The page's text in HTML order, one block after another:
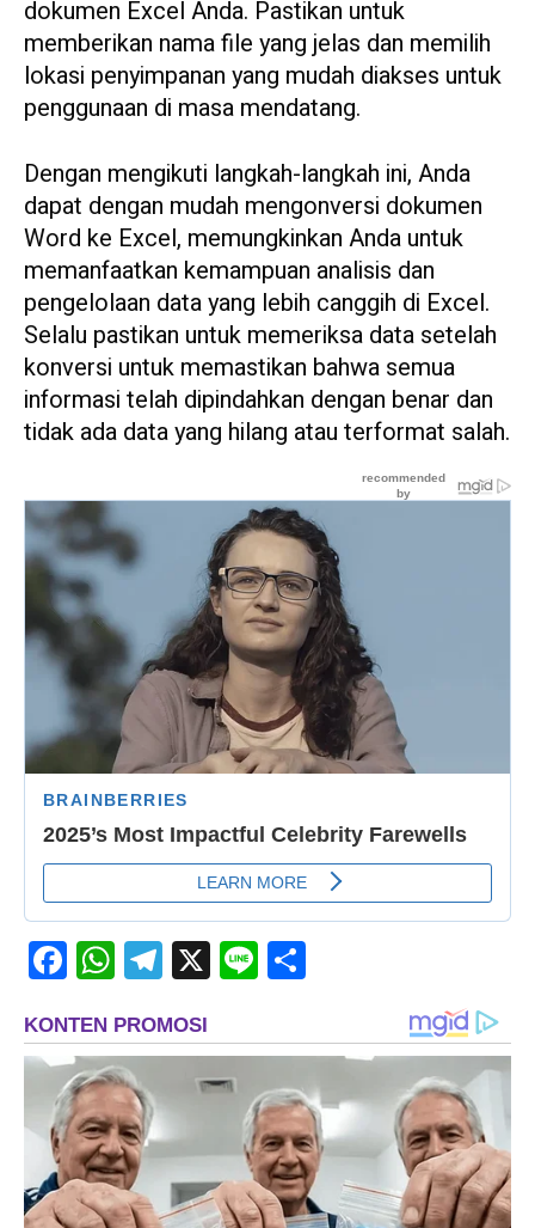
dokumen Excel Anda. Pastikan untuk
memberikan nama file yang jelas dan memilih
lokasi penyimpanan yang mudah diakses untuk
penggunaan di masa mendatang.
Dengan mengikuti langkah-langkah ini, Anda
dapat dengan mudah mengonversi dokumen
Word ke Excel, memungkinkan Anda untuk
memanfaatkan kemampuan analisis dan
pengelolaan data yang lebih canggih di Excel.
Selalu pastikan untuk memeriksa data setelah
konversi untuk memastikan bahwa semua
informasi telah dipindahkan dengan benar dan
tidak ada data yang hilang atau terformat salah.
FacebookWhatsAppTelegram
X Line